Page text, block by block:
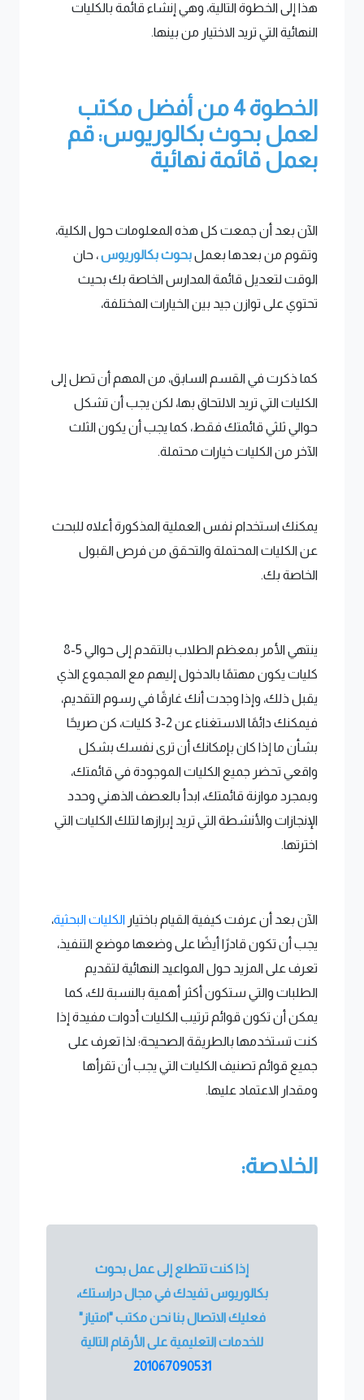
هذا إلى الخطوة التالية، وهي إنشاء قائمة بالكليات
النهائية التي تريد الاختيار من بينها.
الخطوة 4
من أفضل مكتب
لعمل بحوث بكالوريوس:قم
بعمل قائمة نهائية
الآن بعد أن جمعت كل هذه المعلومات حول الكلية،
وتقوم من بعدها بعملبحوث بكالوريوس، حان
الوقت لتعديل قائمة المدارس الخاصة بك بحيث
تحتوي على توازن جيد بين الخيارات المختلفة،
كما ذكرت في القسم السابق، من المهم أن تصل إلى
الكليات التي تريد الالتحاق بها، لكن يجب أن تشكل
حوالي ثلثي قائمتك فقط، كما يجب أن يكون الثلث
الآخر من الكليات خيارات محتملة.
يمكنك استخدام نفس العملية المذكورة أعلاه للبحث
عن الكليات المحتملة والتحقق من فرص القبول
الخاصة بك.
ينتهي الأمر بمعظم الطلاب بالتقدم إلى حوالي 5-8
كليات يكون مهتمًا بالدخول إليهم مع المجموع الذي
يقبل ذلك، وإذا وجدت أنك غارقًا في رسوم التقديم،
فيمكنك دائمًا الاستغناء عن 2-3 كليات، كن صريحًا
بشأن ما إذا كان بإمكانك أن ترى نفسك بشكل
واقعي تحضر جميع الكليات الموجودة في قائمتك،
وبمجرد موازنة قائمتك، ابدأ بالعصف الذهني وحدد
الإنجازات والأنشطة التي تريد إبرازها لتلك الكليات التي
اخترتها.
الآن بعد أن عرفت كيفية القيام باختيار الكليات البحثية،
يجب أن تكون قادرًا أيضًا على وضعها موضع التنفيذ،
تعرف على المزيد حول المواعيد النهائية لتقديم
الطلبات والتي ستكون أكثر أهمية بالنسبة لك، كما
يمكن أن تكون قوائم ترتيب الكليات أدوات مفيدة إذا
كنت تستخدمها بالطريقة الصحيحة؛ لذا تعرف على
جميع قوائم تصنيف الكليات التي يجب أن تقرأها
ومقدار الاعتماد عليها.
الخلاصة:
إذا كنت تتطلع إلى عمل بحوث
بكالوريوس تفيدك في مجال دراستك،
فعليك الاتصال بنا نحن مكتب "امتياز"
للخدمات التعليمية على الأرقام التالية
201067090531